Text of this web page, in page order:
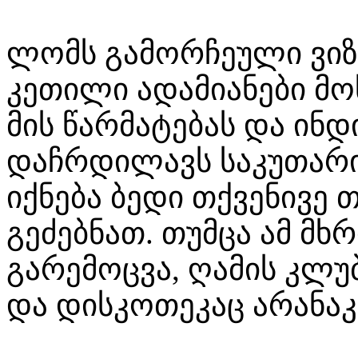
ლომს გამორჩეული
კეთილი ადამიანები
მის წარმატებას და
დაჩრდილავს
იქნება ბედი თქვენივე
გეძებნათ. თუმცა ამ
გარემოცვა, ღამის
და დისკოთეკაც